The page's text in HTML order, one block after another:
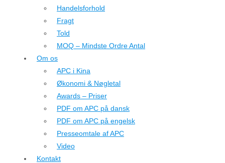
Handelsforhold
Fragt
Told
MOQ – Mindste Ordre Antal
Om os
APC i Kina
Økonomi & Nøgletal
Awards – Priser
PDF om APC på dansk
PDF om APC på engelsk
Presseomtale af APC
Video
Kontakt